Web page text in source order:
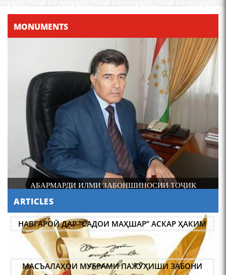
Қадамҷо - Лоҳутӣ
4-уми декабр- зодрӯзи
шоири абадзинда Абулқосим
Лоҳутӣ
АБУЛҚОСИМ ЛОҲУТӢ /
ABULQOSIM LOHUTY/
MONUMENTS
АБАРМАРДИ ИЛМИ ЗАБОНШИНОСИИ ТОҶИК
ARTICLES
НАВГАРОӢ ДАР “САДОИ МАҲШАР” АСКАР ҲАКИМ
МАСЪАЛАҲОИ МУБРАМИ ПАЖӮҲИШИ ЗАБОНИ